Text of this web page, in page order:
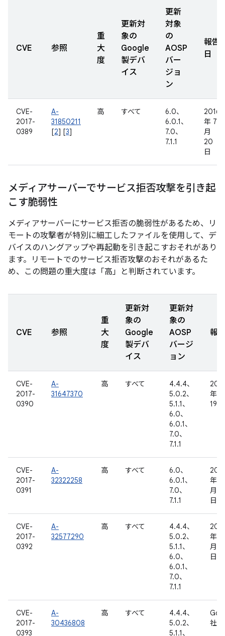
CVE 参照
重
大
度
更新対
象の
Google
製デバ
イス
更新
対象
の
AOSP
バー
ジョ
ン
報告
日
CVE-
2017-
0389
A-
31850211
[2] [3]
高 すべて
6.0、
6.0.1、
7.0、
7.1.1
2016
年 7
月
20
日
メディアサーバーでサービス拒否攻撃を引き起
こす脆弱性
メディアサーバーにサービス拒否の脆弱性があるため、リ
モートの攻撃者が特別に細工したファイルを使用して、デ
バイスのハングアップや再起動を引き起こすおそれがあり
ます。リモートでのサービス拒否攻撃のおそれがあるた
め、この問題の重大度は「高」と判断されています。
CVE 参照
重
大
度
更新対
象の
Google
製デバ
イス
更新対
象の
AOSP
バージ
ョン
報
CVE-
2017-
0390
A-
31647370
高 すべて
4.4.4、
5.0.2、
5.1.1、
6.0、
6.0.1、
7.0、
7.1.1
年 9
19
CVE-
2017-
0391
A-
32322258
高 すべて
6.0、
6.0.1、
7.0、
7.1.1
年
月
日
CVE-
2017-
0392
A-
32577290
高 すべて
4.4.4、
5.0.2、
5.1.1、
6.0、
6.0.1、
7.0、
7.1.1
年
月
日
CVE-
2017-
0393
A-
30436808
高 すべて
4.4.4、
5.0.2、
5.1.1、
社内